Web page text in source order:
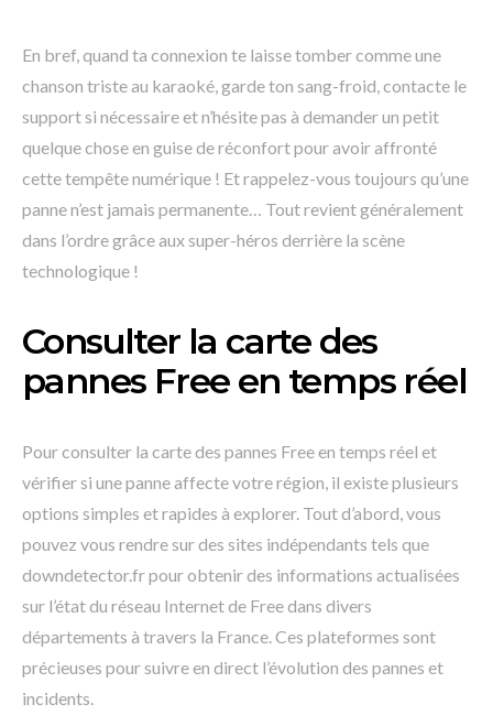
En bref, quand ta connexion te laisse tomber comme une
chanson triste au karaoké, garde ton sang-froid, contacte le
support si nécessaire et n’hésite pas à demander un petit
quelque chose en guise de réconfort pour avoir affronté
cette tempête numérique ! Et rappelez-vous toujours qu’une
panne n’est jamais permanente… Tout revient généralement
dans l’ordre grâce aux super-héros derrière la scène
technologique !
Consulter la carte des
pannes Free en temps réel
Pour consulter la carte des pannes Free en temps réel et
vérifier si une panne affecte votre région, il existe plusieurs
options simples et rapides à explorer. Tout d’abord, vous
pouvez vous rendre sur des sites indépendants tels que
downdetector.fr pour obtenir des informations actualisées
sur l’état du réseau Internet de Free dans divers
départements à travers la France. Ces plateformes sont
précieuses pour suivre en direct l’évolution des pannes et
incidents.